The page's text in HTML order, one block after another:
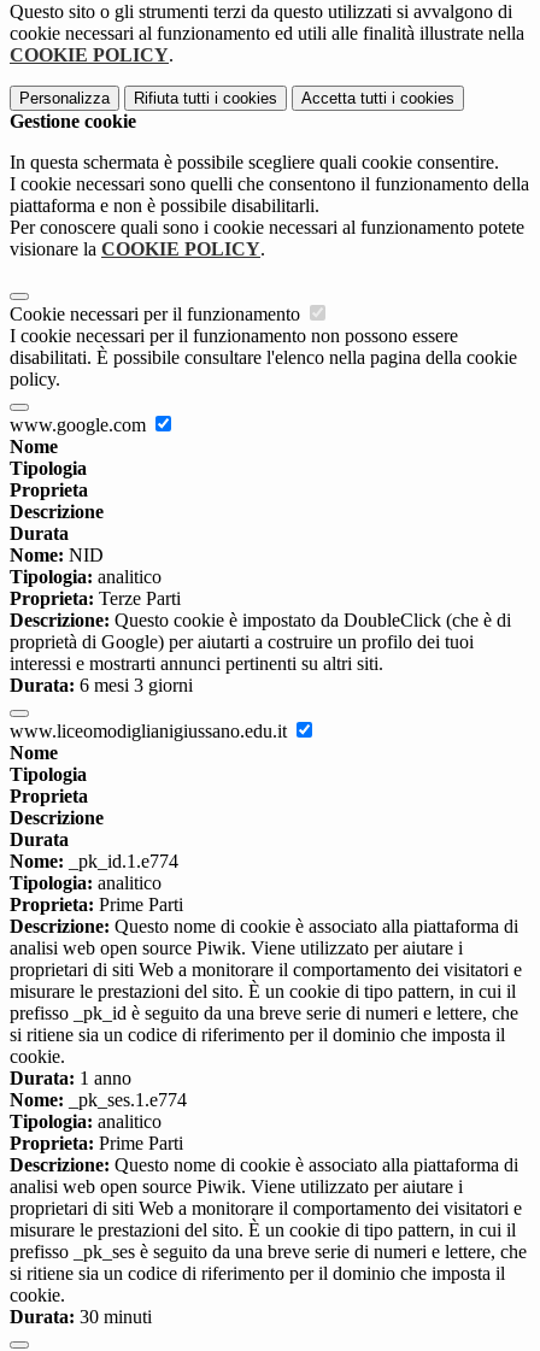
Questo sito o gli strumenti terzi da questo utilizzati si avvalgono di
cookie necessari al funzionamento ed utili alle finalità illustrate nella
COOKIE POLICY.
Personalizza Rifiuta tutti i cookies Accetta tutti i cookies
Gestione cookie
In questa schermata è possibile scegliere quali cookie consentire.
I cookie necessari sono quelli che consentono il funzionamento della
piattaforma e non è possibile disabilitarli.
Per conoscere quali sono i cookie necessari al funzionamento potete
visionare la COOKIE POLICY.
Cookie necessari per il funzionamento
I cookie necessari per il funzionamento non possono essere
disabilitati. È possibile consultare l'elenco nella pagina della cookie
policy.
www.google.com
Nome
Tipologia
Proprieta
Descrizione
Durata
Nome: NID
Tipologia: analitico
Proprieta: Terze Parti
Descrizione: Questo cookie è impostato da DoubleClick (che è di
proprietà di Google) per aiutarti a costruire un profilo dei tuoi
interessi e mostrarti annunci pertinenti su altri siti.
Durata: 6 mesi 3 giorni
www.liceomodiglianigiussano.edu.it
Nome
Tipologia
Proprieta
Descrizione
Durata
Nome: _pk_id.1.e774
Tipologia: analitico
Proprieta: Prime Parti
Descrizione: Questo nome di cookie è associato alla piattaforma di
analisi web open source Piwik. Viene utilizzato per aiutare i
proprietari di siti Web a monitorare il comportamento dei visitatori e
misurare le prestazioni del sito. È un cookie di tipo pattern, in cui il
prefisso _pk_id è seguito da una breve serie di numeri e lettere, che
si ritiene sia un codice di riferimento per il dominio che imposta il
cookie.
Durata: 1 anno
Nome: _pk_ses.1.e774
Tipologia: analitico
Proprieta: Prime Parti
Descrizione: Questo nome di cookie è associato alla piattaforma di
analisi web open source Piwik. Viene utilizzato per aiutare i
proprietari di siti Web a monitorare il comportamento dei visitatori e
misurare le prestazioni del sito. È un cookie di tipo pattern, in cui il
prefisso _pk_ses è seguito da una breve serie di numeri e lettere, che
si ritiene sia un codice di riferimento per il dominio che imposta il
cookie.
Durata: 30 minuti